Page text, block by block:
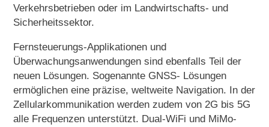
Verkehrsbetrieben oder im Landwirtschafts- und
Sicherheitssektor.
Fernsteuerungs-Applikationen und
Überwachungsanwendungen sind ebenfalls Teil der
neuen Lösungen. Sogenannte GNSS- Lösungen
ermöglichen eine präzise, weltweite Navigation. In der
Zellularkommunikation werden zudem von 2G bis 5G
alle Frequenzen unterstützt. Dual-WiFi und MiMo-